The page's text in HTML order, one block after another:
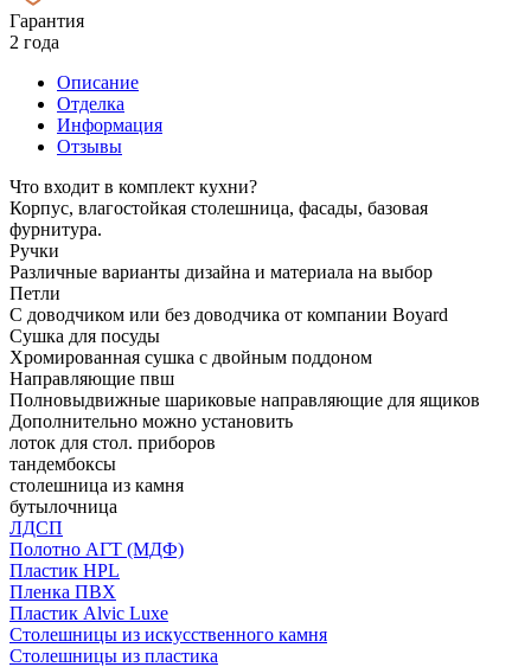
Гарантия
2 года
Описание
Отделка
Информация
Отзывы
Что входит в комплект кухни?
Корпус, влагостойкая столешница, фасады, базовая
фурнитура.
Ручки
Различные варианты дизайна и материала на выбор
Петли
С доводчиком или без доводчика от компании Boyard
Сушка для посуды
Хромированная сушка с двойным поддоном
Направляющие пвш
Полновыдвижные шариковые направляющие для ящиков
Дополнительно можно установить
лоток для стол. приборов
тандембоксы
столешница из камня
бутылочница
ЛДСП
Полотно АГТ (МДФ)
Пластик HPL
Пленка ПВХ
Пластик Alvic Luxe
Столешницы из искусственного камня
Столешницы из пластика